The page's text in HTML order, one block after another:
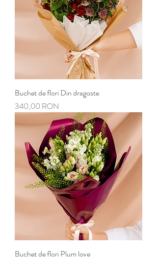
Buchet de flori Din dragoste
Preț
340,00 RON
Buchet de flori Plum love